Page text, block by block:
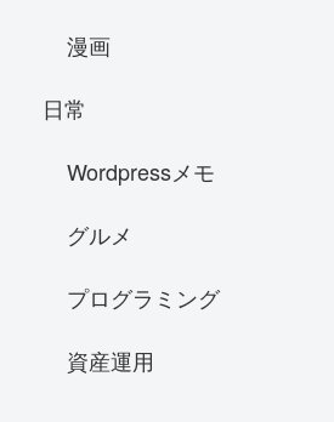
漫画
日常
Wordpressメモ
グルメ
プログラミング
資産運用